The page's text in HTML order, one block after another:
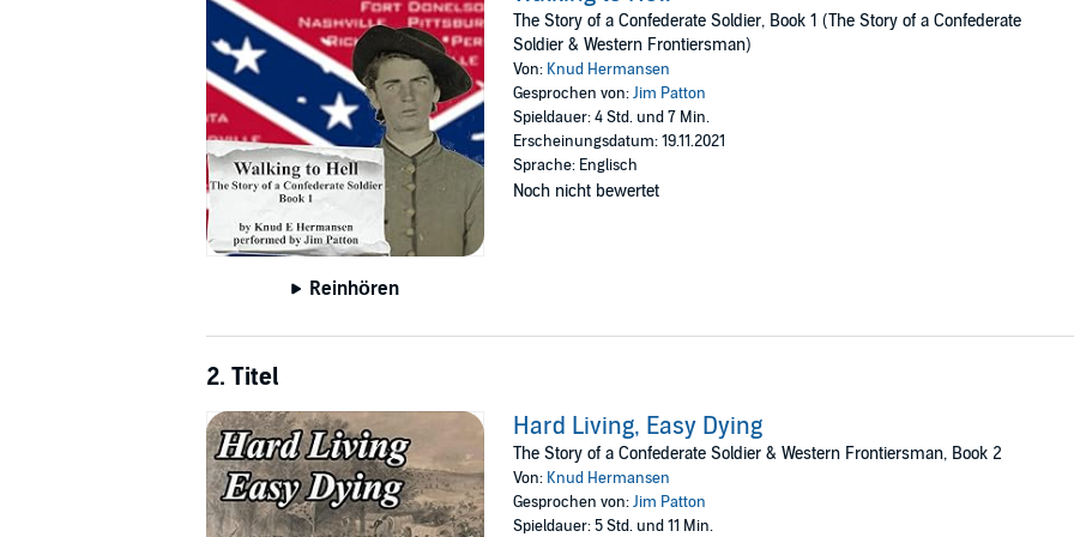
Reinhören
The Story of a Confederate Soldier, Book 1 (The Story of a Confederate
Soldier & Western Frontiersman)
Von: Knud Hermansen
Gesprochen von:Jim Patton
Spieldauer: 4 Std. und 7 Min.
Erscheinungsdatum: 19.11.2021
Sprache: Englisch
Noch nicht bewertet
2. Titel
Hard Living, Easy Dying
The Story of a Confederate Soldier & Western Frontiersman, Book 2
Von: Knud Hermansen
Gesprochen von:Jim Patton
Spieldauer: 5 Std. und 11 Min.